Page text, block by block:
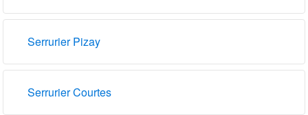
Serrurier Pizay
Serrurier Courtes